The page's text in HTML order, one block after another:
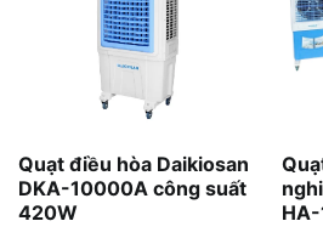
Quạt điều hòa Daikiosan
DKA-10000A công suất
420W